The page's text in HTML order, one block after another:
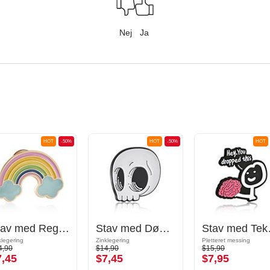
Nej Ja
-50%
HOT
Stav med Regnbuemotiv
-50%
HOT
Stav med Dødningehovedmotiv
Zinklegering
$14,90
$7,45
HOT
Pletteret messing
$15,90
$7,95